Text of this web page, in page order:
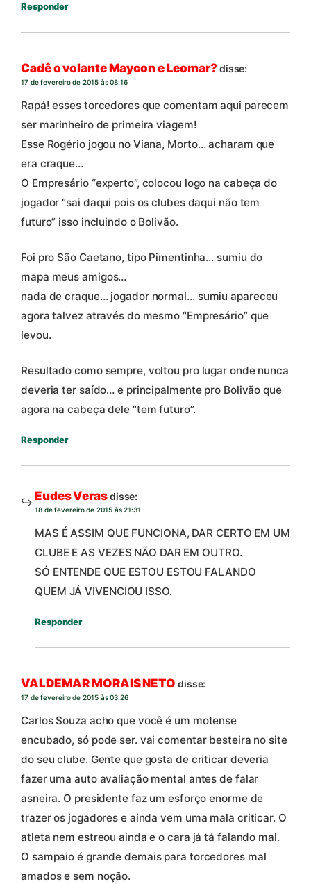
Responder
Cadê o volante Maycon e Leomar?disse:
17 de fevereiro de 2015 às 08:16
Rapá! esses torcedores que comentam aqui parecem
ser marinheiro de primeira viagem!
Esse Rogério jogou no Viana, Morto… acharam que
era craque…
O Empresário “experto”, colocou logo na cabeça do
jogador “sai daqui pois os clubes daqui não tem
futuro” isso incluindo o Bolivão.
Foi pro São Caetano, tipo Pimentinha… sumiu do
mapa meus amigos…
nada de craque… jogador normal… sumiu apareceu
agora talvez através do mesmo “Empresário” que
levou.
Resultado como sempre, voltou pro lugar onde nunca
deveria ter saído… e principalmente pro Bolivão que
agora na cabeça dele “tem futuro”.
Responder
Eudes Verasdisse:
18 de fevereiro de 2015 às 21:31
MAS É ASSIM QUE FUNCIONA, DAR CERTO EM UM
CLUBE E AS VEZES NÃO DAR EM OUTRO.
SÓ ENTENDE QUE ESTOU ESTOU FALANDO
QUEM JÁ VIVENCIOU ISSO.
Responder
VALDEMAR MORAIS NETO disse:
17 de fevereiro de 2015 às 03:26
Carlos Souza acho que você é um motense
encubado, só pode ser. vai comentar besteira no site
do seu clube. Gente que gosta de criticar deveria
fazer uma auto avaliação mental antes de falar
asneira. O presidente faz um esforço enorme de
trazer os jogadores e ainda vem uma mala criticar. O
atleta nem estreou ainda e o cara já tá falando mal.
O sampaio é grande demais para torcedores mal
amados e sem noção.